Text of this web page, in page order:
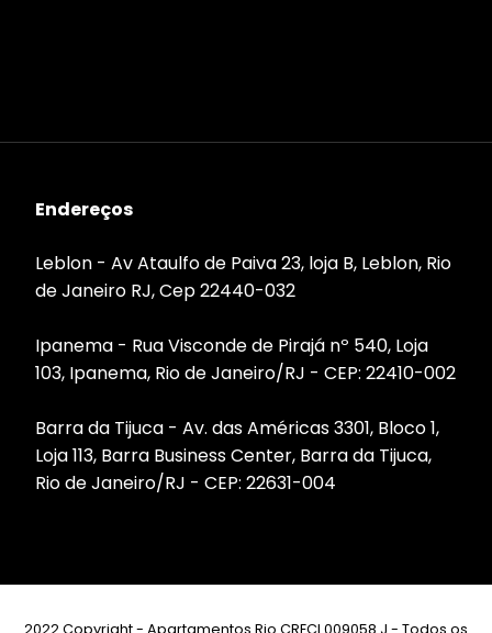
Endereços
Leblon - Av Ataulfo de Paiva 23, loja B, Leblon, Rio
de Janeiro RJ, Cep 22440-032
Ipanema - Rua Visconde de Pirajá nº 540, Loja
103, Ipanema, Rio de Janeiro/RJ - CEP: 22410-002
Barra da Tijuca - Av. das Américas 3301, Bloco 1,
Loja 113, Barra Business Center, Barra da Tijuca,
Rio de Janeiro/RJ - CEP: 22631-004